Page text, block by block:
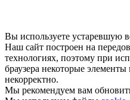
Вы используете устаревшую
Наш сайт построен на
технологиях, поэтому при
браузера некоторые элементы
некорректно.
Мы рекомендуем вам